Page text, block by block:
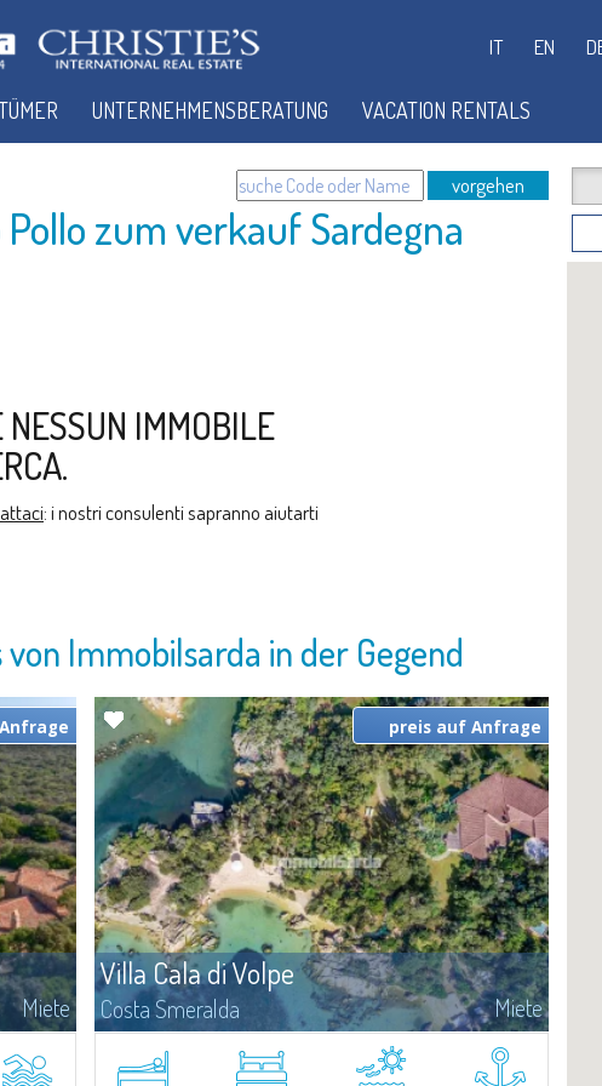
vorgehen
zum verkauf Sardegna
IMMOBILE
: i nostri consulenti sapranno aiutarti
Immobilsarda in der Gegend
Miete
der
Villa Cala di Volpe
Costa Smeralda Miete
Diese Wunderschöne Villa liegt am Meer in Cala di Volpe, einer der
schönsten Landschaften der Costa Smeralda.Die Villa ist in einem
preis auf Anfrage
EN
IT
UNTERNEHMENSBERATUNG VACATION RENTALS